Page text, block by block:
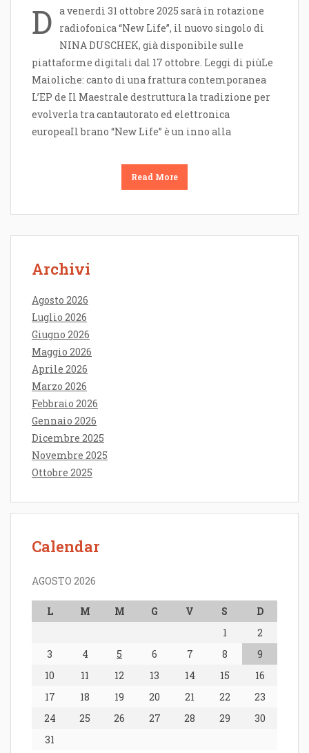
D a venerdì 31 ottobre 2025 sarà in rotazione
radiofonica “New Life”, il nuovo singolo di
NINA DUSCHEK, già disponibile sulle
piattaforme digitali dal 17 ottobre. Leggi di piùLe
Maioliche: canto di una frattura contemporanea
L’EP de Il Maestrale destruttura la tradizione per
evolverla tra cantautorato ed elettronica
europeaIl brano “New Life” è un inno alla
Read More
Archivi
Agosto 2026
Luglio 2026
Giugno 2026
Maggio 2026
Aprile 2026
Marzo 2026
Febbraio 2026
Gennaio 2026
Dicembre 2025
Novembre 2025
Ottobre 2025
Calendar
AGOSTO 2026
L M M G V S
D
1
2
3
4 5 6 7 8
9
10
11 12 13 14 15
16
17
18 19 20 21 22
23
24
25 26 27 28 29
30
31